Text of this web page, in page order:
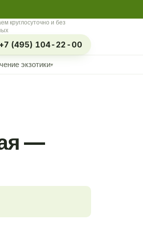
круглосуточно и без
+7 (495) 104-22-00
экзотики▾
—